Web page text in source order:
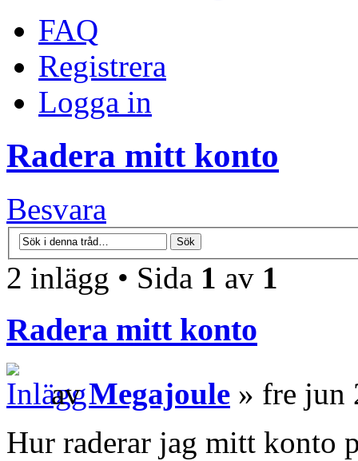
FAQ
Registrera
Logga in
Radera mitt konto
Besvara
2 inlägg • Sida 1 av 1
Radera mitt konto
avMegajoule » fre jun
Hur raderar jag mitt konto